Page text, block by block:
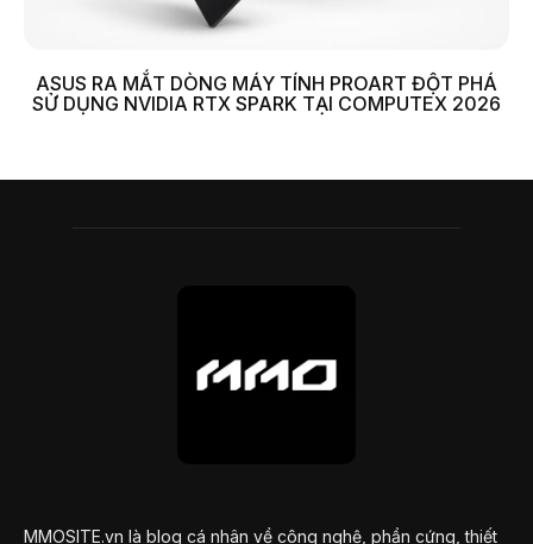
ASUS RA MẮT DÒNG MÁY TÍNH PROART ĐỘT PHÁ
SỬ DỤNG NVIDIA RTX SPARK TẠI COMPUTEX 2026
MMOSITE.vn là blog cá nhân về công nghệ, phần cứng, thiết